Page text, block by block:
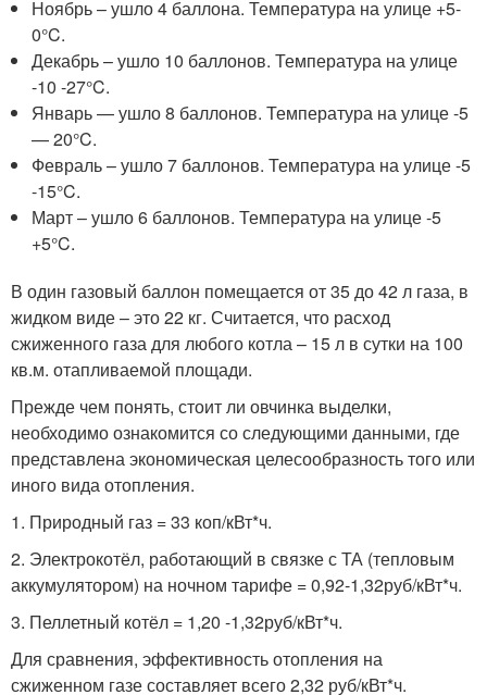
Ноябрь – ушло 4 баллона. Температура на улице +5-
0°C.
Декабрь – ушло 10 баллонов. Температура на улице
-10 -27°C.
Январь — ушло 8 баллонов. Температура на улице -5
— 20°C.
Февраль – ушло 7 баллонов. Температура на улице -5
-15°C.
Март – ушло 6 баллонов. Температура на улице -5
+5°C.
В один газовый баллон помещается от 35 до 42 л газа, в
жидком виде – это 22 кг. Считается, что расход
сжиженного газа для любого котла – 15 л в сутки на 100
кв.м. отапливаемой площади.
Прежде чем понять, стоит ли овчинка выделки,
необходимо ознакомится со следующими данными, где
представлена экономическая целесообразность того или
иного вида отопления.
1. Природный газ = 33 коп/кВт*ч.
2. Электрокотёл, работающий в связке с ТА (тепловым
аккумулятором) на ночном тарифе = 0,92-1,32руб/кВт*ч.
3. Пеллетный котёл = 1,20 -1,32руб/кВт*ч.
Для сравнения, эффективность отопления на
сжиженном газе составляет всего 2,32 руб/кВт*ч.